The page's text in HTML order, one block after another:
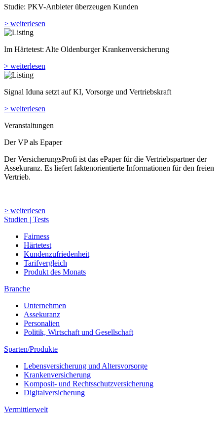
Studie: PKV-Anbieter überzeugen Kunden
> weiterlesen
Im Härtetest: Alte Oldenburger Kranken­versicherung
> weiterlesen
Signal Iduna setzt auf KI, Vorsorge und Vertriebskraft
> weiterlesen
Veranstaltungen
Der VP als Epaper
Der VersicherungsProfi ist das ePaper für die Vertriebspartner der
Assekuranz. Es liefert faktenorientierte Informationen für den freien
Vertrieb.
> weiterlesen
Studien | Tests
Fairness
Härtetest
Kundenzufriedenheit
Tarifvergleich
Produkt des Monats
Branche
Unternehmen
Assekuranz
Personalien
Politik, Wirtschaft und Gesellschaft
Sparten/Produkte
Lebensversicherung und Altersvorsorge
Krankenversicherung
Komposit- und Rechtsschutzversicherung
Digitalversicherung
Vermittlerwelt